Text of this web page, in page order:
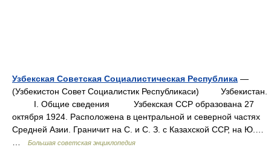
Узбекская Советская Социалистическая Республика —
(Узбекистон Совет Социалистик Республикаси) Узбекистан.
I. Общие сведения Узбекская ССР образована 27
октября 1924. Расположена в центральной и северной частях
Средней Азии. Граничит на С. и С. З. с Казахской ССР, на Ю.…
Большая советская энциклопедия